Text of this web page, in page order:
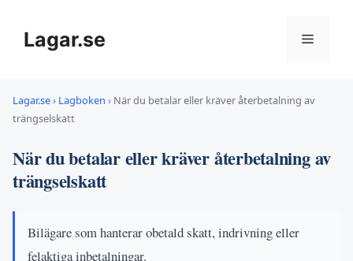
innehållLagar.se Meny
Lagar.se› Lagboken › När du betalar eller kräver återbetalning av
trängselskatt
När du betalar eller kräver återbetalning av
trängselskatt
Bilägare som hanterar obetald skatt, indrivning eller
felaktiga inbetalningar.